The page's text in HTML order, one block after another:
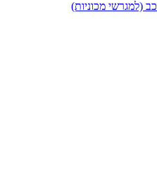
(למגרשי מכוניות)